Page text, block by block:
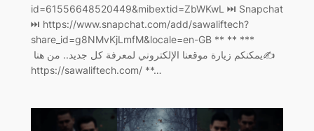
id=61556648520449&mibextid=ZbWKwL ‏⏭ Snapchat
⏭ https://www.snapchat.com/add/sawaliftech?
share_id=g8NMvKjLmfM&locale=en-GB ** ** ***
يمكنكم زيارة موقعنا الإلكتروني لمعرفة كل جديد.. من هنا ‏✍️
https://sawaliftech.com/ **…